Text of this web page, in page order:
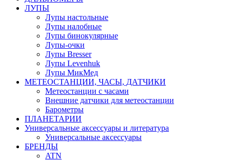
ЛУПЫ
Лупы настольные
Лупы налобные
Лупы бинокулярные
Лупы-очки
Лупы Bresser
Лупы Levenhuk
Лупы МикМед
МЕТЕОСТАНЦИИ, ЧАСЫ, ДАТЧИКИ
Метеостанции с часами
Внешние датчики для метеостанции
Барометры
ПЛАНЕТАРИИ
Универсальные аксессуары и литература
Универсальные аксессуары
БРЕНДЫ
ATN